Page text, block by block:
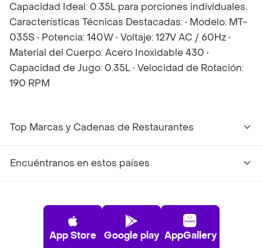
Capacidad Ideal: 0.35L para porciones individuales.
Características Técnicas Destacadas: • Modelo: MT-
035S • Potencia: 140W • Voltaje: 127V AC / 60Hz •
Material del Cuerpo: Acero Inoxidable 430 •
Capacidad de Jugo: 0.35L • Velocidad de Rotación:
190 RPM
Top Marcas y Cadenas de Restaurantes
Encuéntranos en estos países
App Store Google play AppGallery